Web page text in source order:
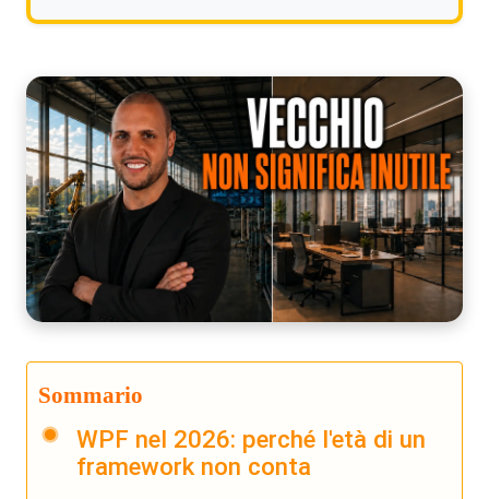
Sommario
WPF nel 2026: perché l'età di un
framework non conta